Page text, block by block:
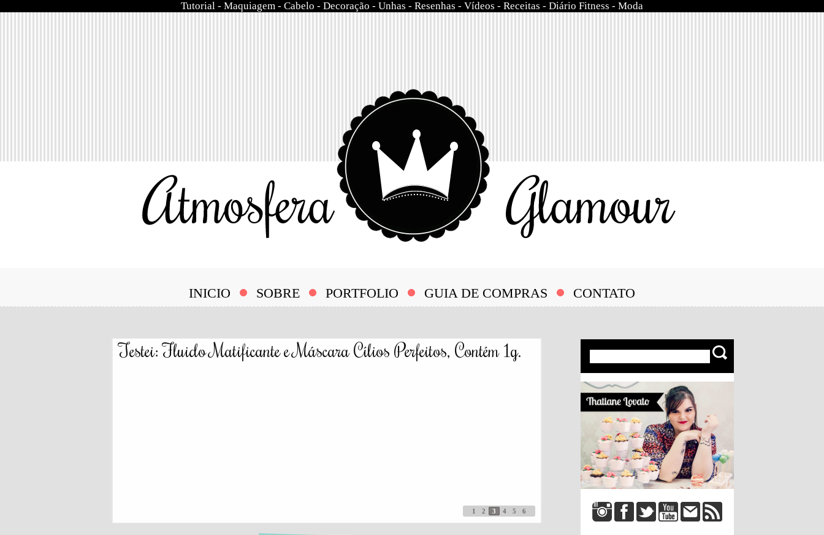
Tutorial - Maquiagem - Cabelo - Decoração - Unhas - Resenhas - Vídeos - Receitas - Diário Fitness - Moda
INICIO SOBRE PORTFOLIO GUIA DE COMPRAS CONTATO
Testei: Fluido Matificante e Máscara Cílios Perfeitos, Contém 1g. Kit de Final de Ano da DNA Italy.
1 2 3 4 5 6